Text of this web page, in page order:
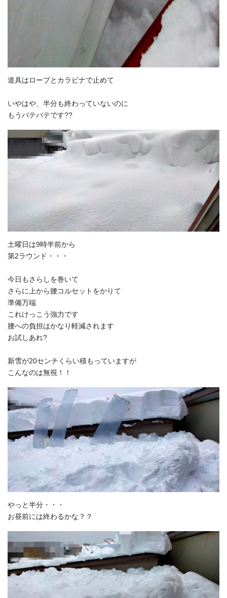
道具はロープとカラビナで止めて
いやはや、半分も終わっていないのに
もうバテバテです??
土曜日は9時半前から
第2ラウンド・・・
今日もさらしを巻いて
さらに上から腰コルセットをかりて
準備万端
これけっこう強力です
腰への負担はかなり軽減されます
お試しあれ?
新雪が20センチくらい積もっていますが
こんなのは無視！！
やっと半分・・・
お昼前には終わるかな？？